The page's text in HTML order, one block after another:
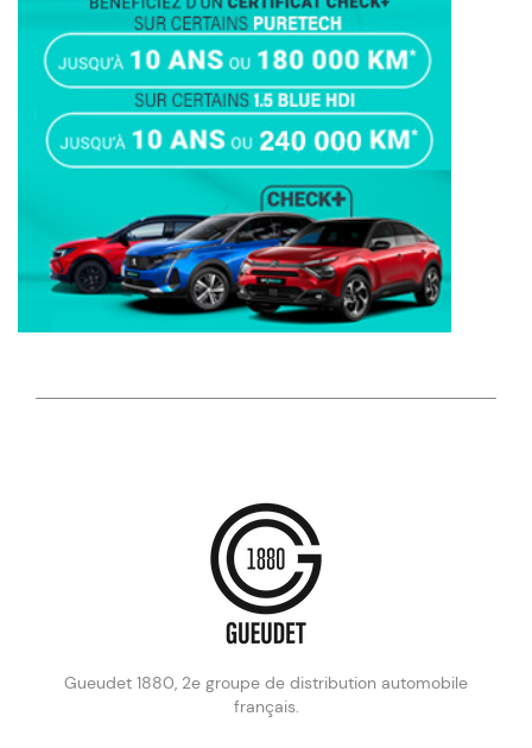
Gueudet 1880, 2e groupe de distribution automobile
français.